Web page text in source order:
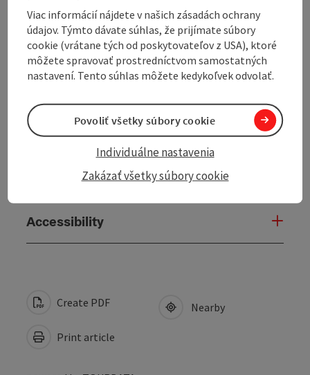
Contact
Arrival
Suitability
Accessibility
Create PDF
Print article
Nearby
Viac informácií nájdete v našich zásadách ochrany
údajov. Týmto dávate súhlas, že prijímate súbory
cookie (vrátane tých od poskytovateľov z USA), ktoré
môžete spravovať prostredníctvom samostatných
nastavení. Tento súhlas môžete kedykoľvek odvolať.
Zakázať všetky súbory cookie
Individuálne nastavenia
Povoliť všetky súbory cookie